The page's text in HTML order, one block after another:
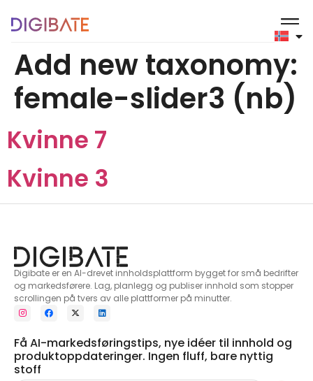
innholdet
Add new taxonomy:
female-slider3 (nb)
Kvinne 7
Kvinne 3
Digibate er en AI-drevet innholdsplattform bygget for små bedrifter
og markedsførere. Lag, planlegg og publiser innhold som stopper
scrollingen på tvers av alle plattformer på minutter.
Få AI-markedsføringstips, nye idéer til innhold og
produktoppdateringer. Ingen fluff, bare nyttig
stoff